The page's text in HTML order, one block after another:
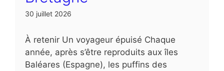
30 juillet 2026
À retenir Un voyageur épuisé Chaque
année, après s’être reproduits aux îles
Baléares (Espagne), les puffins des